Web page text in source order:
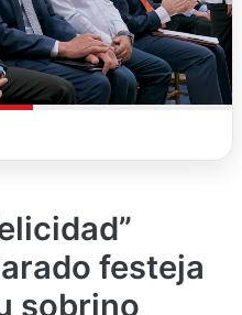
festeja
sobrino